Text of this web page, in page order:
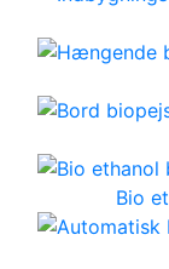
Bio